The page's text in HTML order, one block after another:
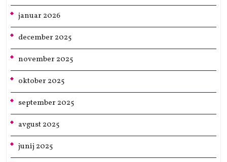
januar 2026
december 2025
november 2025
oktober 2025
september 2025
avgust 2025
junij 2025